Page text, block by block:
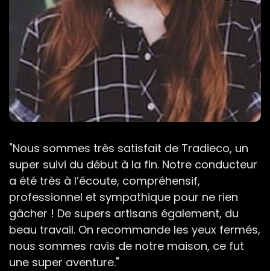
"Nous sommes très satisfait de Tradieco, un
super suivi du début à la fin. Notre conducteur
a été très à l’écoute, compréhensif,
professionnel et sympathique pour ne rien
gâcher ! De supers artisans également, du
beau travail. On recommande les yeux fermés,
nous sommes ravis de notre maison, ce fut
une super aventure."